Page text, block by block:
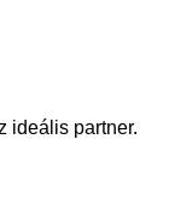
ideális partner.